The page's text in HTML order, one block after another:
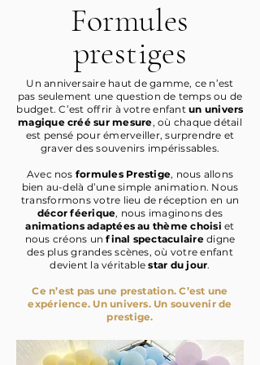
Formules
prestiges
Un anniversaire haut de gamme, ce n’est
pas seulement une question de temps ou de
budget. C’est offrir à votre enfantun univers
magique créé sur mesure, où chaque détail
est pensé pour émerveiller, surprendre et
graver des souvenirs impérissables.
Avec nos formules Prestige, nous allons
bien au-delà d’une simple animation. Nous
transformons votre lieu de réception en un
décor féerique, nous imaginons des
animations adaptées au thème choisi et
nous créons unfinal spectaculairedigne
des plus grandes scènes, où votre enfant
devient la véritablestar du jour.
Ce n’est pas une prestation. C’est une
expérience. Un univers. Un souvenir de
prestige.